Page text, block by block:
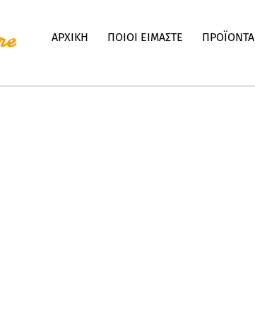
ΑΡΧΙΚΗ ΠΟΙΟΙ ΕΙΜΑΣΤΕ ΠΡΟΪΟΝΤΑ